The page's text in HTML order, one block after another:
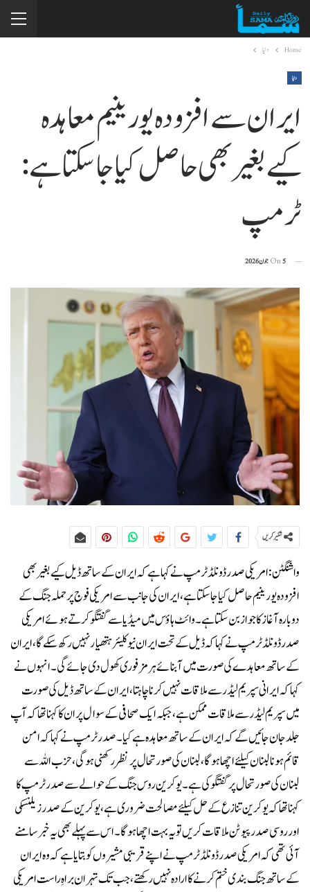
Home دنیا
دنیا
ایران سے افزودہ یورینیم معاہدہ
کیے بغیر بھی حاصل کیا جا سکتا ہے:
ٹرمپ
On5 جون 2026
شئیر کریں
واشنگٹن:امریکی صدر ڈونلڈ ٹرمپ نے کہا ہے کہ ایران کے ساتھ ڈیل کیے بغیر بھی
افزودہ یورینیم حاصل کیا جا سکتا ہے، ایران کی جانب سے امریکی فوج پر حملہ جنگ کے
دوبارہ آغاز کا جواز بن سکتا ہے۔وائٹ ہاؤس میں میڈیا سے گفتگو کرتے ہوئے امریکی
صدر ڈونلڈ ٹرمپ نے کہا کہ ڈیل کے تحت ایران نیو کلیئر ہتھیار نہیں رکھ سکے گا، ایران
کے ساتھ معاہدے کی صورت میں آبنائے ہرمز فوری کھول دی جائے گی۔انہوں نے
کہا کہ ایرانی سپریم لیڈر سے ملاقات نہیں کرنا چاہتا، ایران کے ساتھ ڈیل کی صورت
میں سپریم لیڈر سے ملاقات ممکن ہے، جبکہ ایک صحافی کے سوال پر ان کا کہنا تھا کہ آپ
جلد جان جائیں گے کہ ایران کے ساتھ معاہدہ ہے کیا۔صدر ٹرمپ نے کہا کہ امن
قائم ہونا لبنان کیلئے اچھا ہوگا، لبنان کی صورتحال پر نظر رکھنی ہوگی، حزب اللہ سے
لبنان کی صورتحال پر گفتگو کی ہے۔یوکرین روس جنگ کے حوالے سے صدر ٹرمپ کا
کہنا تھا کہ یوکرین تنازع کے حل کیلئے مصالحت ضروری ہے، یوکرین کے صدر زیلنسکی
اور روسی صدر پیوٹن ملاقات کریں تو یہ بہت اچھا ہوگا۔اس سے پہلے بھی یہ خبر سامنے
آئی تھی کہ امریکی صدر ڈونلڈ ٹرمپ نے اپنے قریبی مشیروں کو بتایا ہے کہ وہ ایران
کے ساتھ جنگ بندی ختم کرنے کا ارادہ نہیں رکھتے، جب تک تہران براہِ راست امریکی